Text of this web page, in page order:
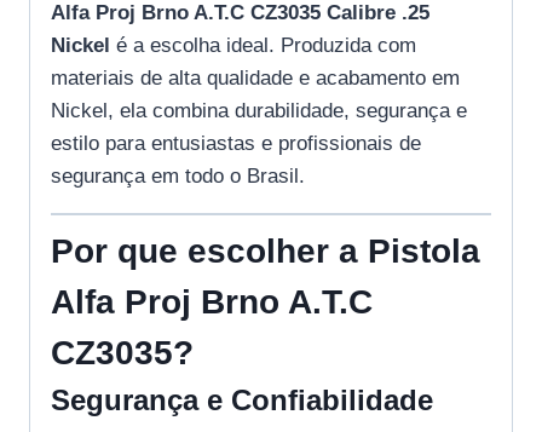
Alfa Proj Brno A.T.C CZ3035 Calibre .25
Nickel é a escolha ideal. Produzida com
materiais de alta qualidade e acabamento em
Nickel, ela combina durabilidade, segurança e
estilo para entusiastas e profissionais de
segurança em todo o Brasil.
Por que escolher a Pistola
Alfa Proj Brno A.T.C
CZ3035?
Segurança e Confiabilidade